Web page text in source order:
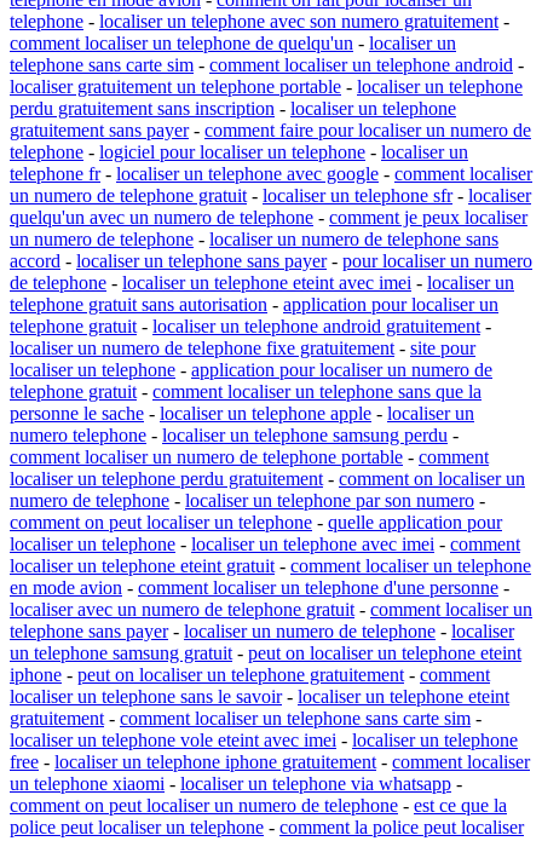
telephone - localiser un telephone avec son numero gratuitement -
comment localiser un telephone de quelqu'un - localiser un
telephone sans carte sim - comment localiser un telephone android -
localiser gratuitement un telephone portable - localiser un telephone
perdu gratuitement sans inscription - localiser un telephone
gratuitement sans payer- comment faire pour localiser un numero de
telephone - logiciel pour localiser un telephone - localiser un
telephone fr- localiser un telephone avec google - comment localiser
un numero de telephone gratuit - localiser un telephone sfr- localiser
quelqu'un avec un numero de telephone - comment je peux localiser
un numero de telephone - localiser un numero de telephone sans
accord - localiser un telephone sans payer- pour localiser un numero
de telephone - localiser un telephone eteint avec imei - localiser un
telephone gratuit sans autorisation - application pour localiser un
telephone gratuit - localiser un telephone android gratuitement -
localiser un numero de telephone fixe gratuitement - site pour
localiser un telephone - application pour localiser un numero de
telephone gratuit - comment localiser un telephone sans que la
personne le sache - localiser un telephone apple - localiser un
numero telephone - localiser un telephone samsung perdu -
comment localiser un numero de telephone portable - comment
localiser un telephone perdu gratuitement - comment on localiser un
numero de telephone - localiser un telephone par son numero -
comment on peut localiser un telephone - quelle application pour
localiser un telephone - localiser un telephone avec imei - comment
localiser un telephone eteint gratuit - comment localiser un telephone
en mode avion - comment localiser un telephone d'une personne -
localiser avec un numero de telephone gratuit - comment localiser un
telephone sans payer- localiser un numero de telephone - localiser
un telephone samsung gratuit - peut on localiser un telephone eteint
iphone - peut on localiser un telephone gratuitement - comment
localiser un telephone sans le savoir- localiser un telephone eteint
gratuitement - comment localiser un telephone sans carte sim -
localiser un telephone vole eteint avec imei - localiser un telephone
free - localiser un telephone iphone gratuitement - comment localiser
un telephone xiaomi - localiser un telephone via whatsapp -
comment on peut localiser un numero de telephone - est ce que la
police peut localiser un telephone - comment la police peut localiser